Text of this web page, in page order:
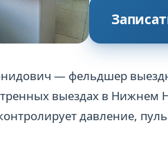
— фельдшер
выездах в Нижнем
давление,